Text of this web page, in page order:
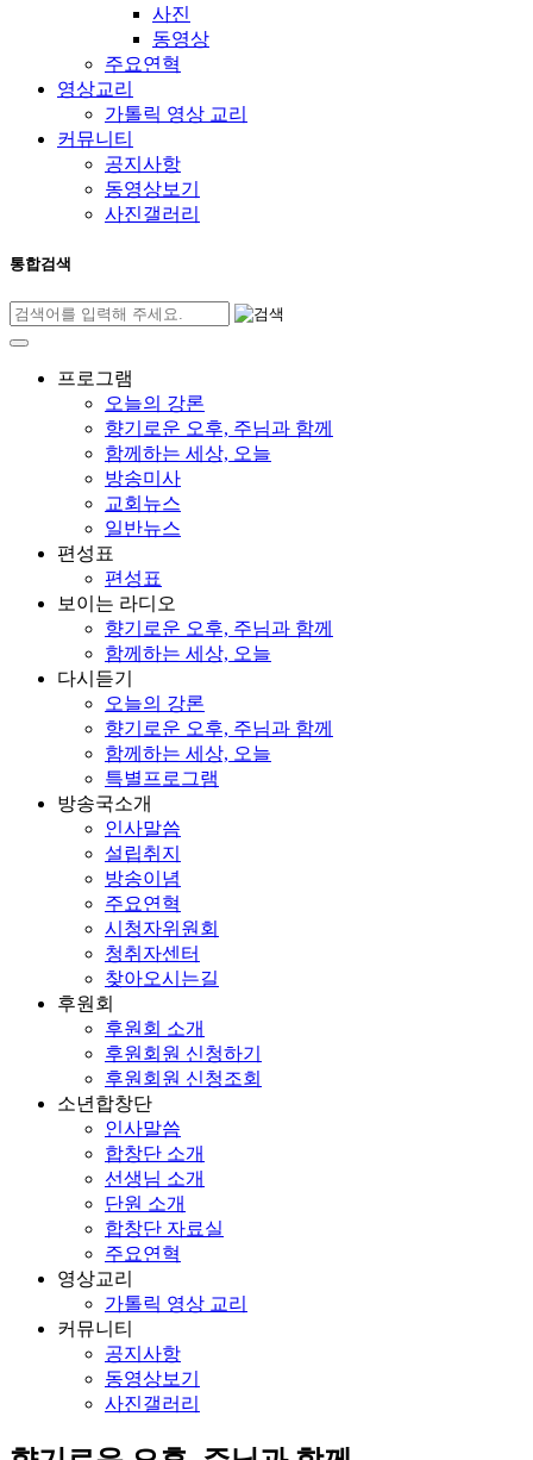
사진
동영상
주요연혁
영상교리
가톨릭 영상 교리
커뮤니티
공지사항
동영상보기
사진갤러리
통합검색
프로그램
오늘의 강론
향기로운 오후, 주님과 함께
함께하는 세상, 오늘
방송미사
교회뉴스
일반뉴스
편성표
편성표
보이는 라디오
향기로운 오후, 주님과 함께
함께하는 세상, 오늘
다시듣기
오늘의 강론
향기로운 오후, 주님과 함께
함께하는 세상, 오늘
특별프로그램
방송국소개
인사말씀
설립취지
방송이념
주요연혁
시청자위원회
청취자센터
찾아오시는길
후원회
후원회 소개
후원회원 신청하기
후원회원 신청조회
소년합창단
인사말씀
합창단 소개
선생님 소개
단원 소개
합창단 자료실
주요연혁
영상교리
가톨릭 영상 교리
커뮤니티
공지사항
동영상보기
사진갤러리